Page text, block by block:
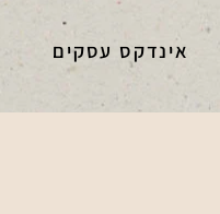
אינדקס עסקים